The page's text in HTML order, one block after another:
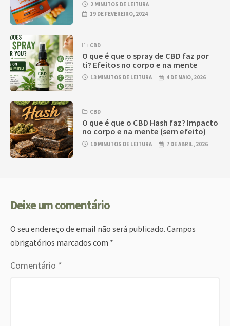
2 MINUTOS DE LEITURA
19 DE FEVEREIRO, 2024
CBD
O que é que o spray de CBD faz por
ti? Efeitos no corpo e na mente
13 MINUTOS DE LEITURA 4 DE MAIO, 2026
CBD
O que é que o CBD Hash faz? Impacto
no corpo e na mente (sem efeito)
10 MINUTOS DE LEITURA 7 DE ABRIL, 2026
Deixe um comentário
O seu endereço de email não será publicado. Campos
obrigatórios marcados com *
Comentário *